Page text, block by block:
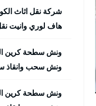
هاف لوري وانيت
ونش سحب وانقاذ